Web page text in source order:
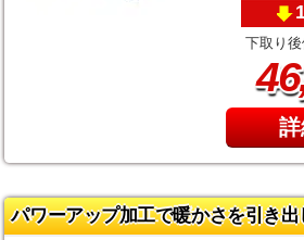
下取り
46
パワーアップ加工で暖かさを引き